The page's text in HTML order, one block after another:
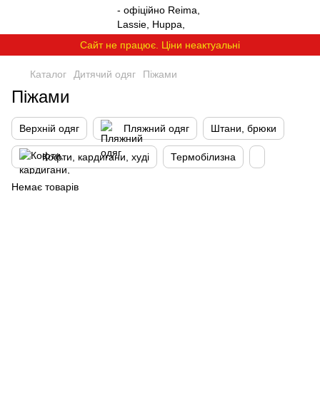
Сайт не працює. Ціни неактуальні
Каталог Дитячий одяг Піжами
Піжами
Верхній одяг Пляжний одяг Штани, брюки
Кофти, кардигани, худі Термобілизна
Немає товарів